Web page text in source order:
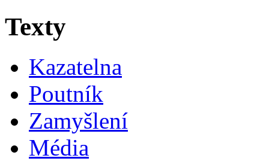
Texty
Kazatelna
Poutník
Zamyšlení
Média